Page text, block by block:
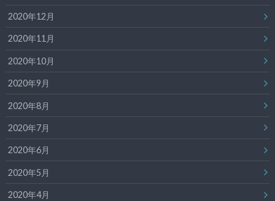
2020年12月
2020年11月
2020年10月
2020年9月
2020年8月
2020年7月
2020年6月
2020年5月
2020年4月